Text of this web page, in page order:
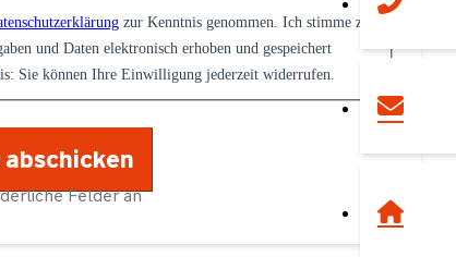
Felder an
zur Kenntnis genommen. Ich stimme zu,
und Daten elektronisch erhoben und gespeichert
Sie können Ihre Einwilligung jederzeit widerrufen.